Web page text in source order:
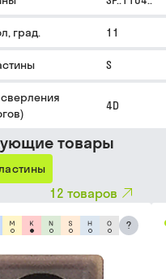
град. 11
S
сверления
4D
товары
12 товаров
?